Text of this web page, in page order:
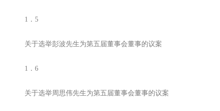
1．5
关于选举彭波先生为第五届董事会董事的议案
1．6
关于选举周思伟先生为第五届董事会董事的议案